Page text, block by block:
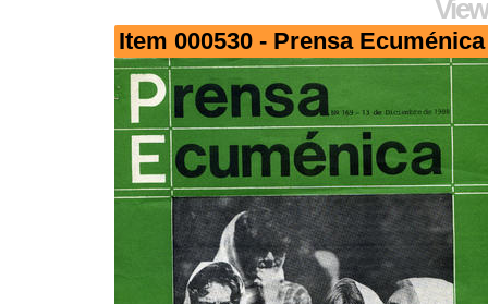
Item 000530 - Prensa Ecuménica